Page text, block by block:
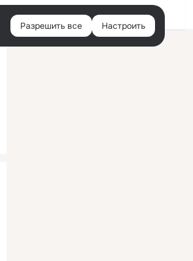
Войти
Разрешить все Настроить